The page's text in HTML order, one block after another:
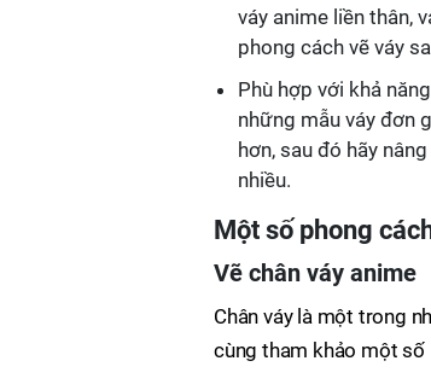
váy anime liền thân,
phong cách vẽ váy
Phù hợp với khả
những mẫu váy đơn
hơn, sau đó hãy
nhiều.
Một số phong
Vẽ chân váy anime
Chân váy là một trong
cùng tham khảo một số